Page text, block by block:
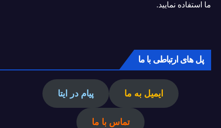
ما استفاده نمایید.
پل های ارتباطی با ما
ایمیل به ما پیام در ایتا
تماس با ما